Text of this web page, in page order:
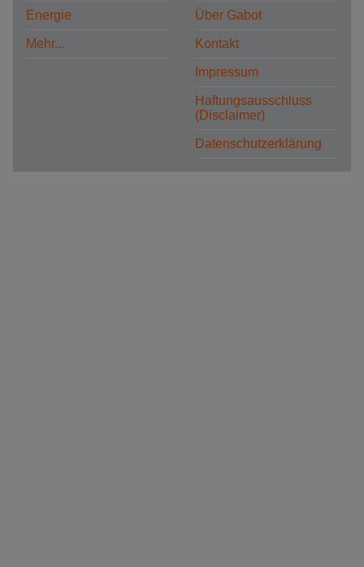
Energie
Mehr...
Über Gabot
Kontakt
Impressum
Haftungsausschluss
(Disclaimer)
Datenschutzerklärung